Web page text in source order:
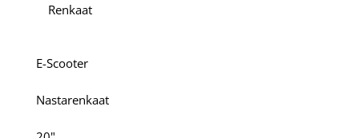
Renkaat
E-Scooter
Nastarenkaat